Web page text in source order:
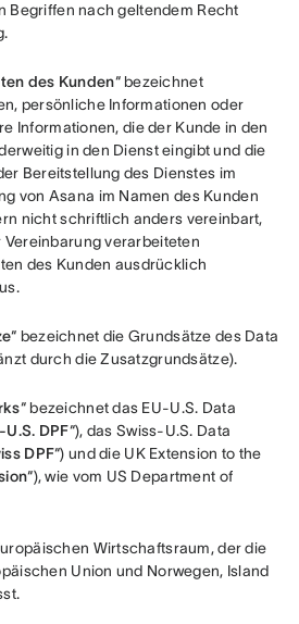
Begriffen nach geltendem Recht
des Kunden“ bezeichnet
persönliche Informationen oder
Informationen, die der Kunde in den
in den Dienst eingibt und die
Bereitstellung des Dienstes im
von Asana im Namen des Kunden
nicht schriftlich anders vereinbart,
verarbeiteten
des Kunden ausdrücklich
“ bezeichnet die Grundsätze des Data
durch die Zusatzgrundsätze).
“ bezeichnet das EU-U.S. Data
U.S. DPF“), das Swiss-U.S. Data
DPF“) und die UK Extension to the
“), wie vom US Department of
Wirtschaftsraum, der die
Union und Norwegen, Island